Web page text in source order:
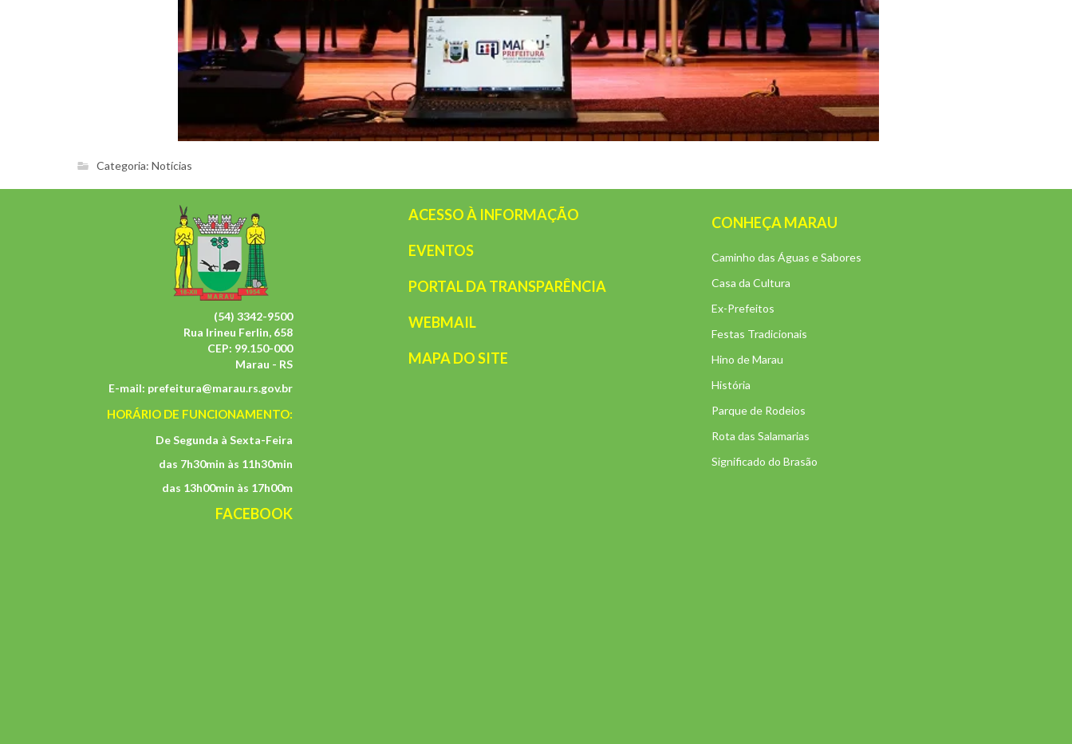
Categoria: Notícias
(54) 3342-9500
Rua Irineu Ferlin, 658
CEP: 99.150-000
Marau - RS
E-mail: prefeitura@marau.rs.gov.br
HORÁRIO DE FUNCIONAMENTO:
De Segunda à Sexta-Feira
das 7h30min às 11h30min
das 13h00min às 17h00m
FACEBOOK
ACESSO À INFORMAÇÃO
EVENTOS
PORTAL DA TRANSPARÊNCIA
WEBMAIL
MAPA DO SITE
CONHEÇA MARAU
Caminho das Águas e Sabores
Casa da Cultura
Ex-Prefeitos
Festas Tradicionais
Hino de Marau
História
Parque de Rodeios
Rota das Salamarias
Significado do Brasão